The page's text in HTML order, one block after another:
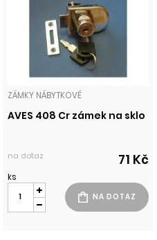
ZÁMKY NÁBYTKOVÉ
AVES 408 Cr zámek na sklo
na dotaz 71 Kč
ks